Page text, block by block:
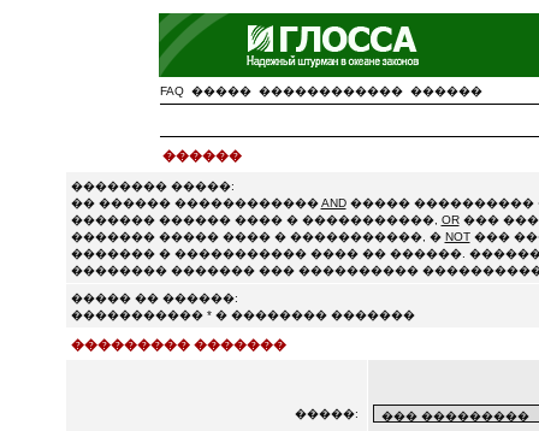
FAQ ����� ������������ ������
������
�������� �����:
�� ������ ������������AND����� ����������
������� ������ ���� � �����������, OR���
������� ����� ���� � �����������, � NOT���
������� � ����������� ���� �� ������.
�������� ������� ��� ����������
����� �� ������:
����������� * � �������� �������
��������� �������
�����: